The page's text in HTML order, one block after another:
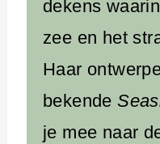
dekens
zee en het
Haar
bekende
je mee naar